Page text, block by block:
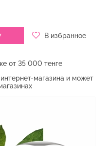
В избранное
от 35 000 тенге
магазина и может